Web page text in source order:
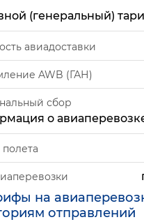
(генеральный)
авиадоставки
AWB (ГАН)
сбор
о
на
отправлений